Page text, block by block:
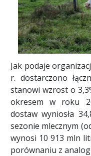
Jak podaje
r. dostarczono
stanowi wzrost o
okresem w roku
dostaw wyniosła
sezonie mlecznym
wynosi 10 913 mln
porównaniu z